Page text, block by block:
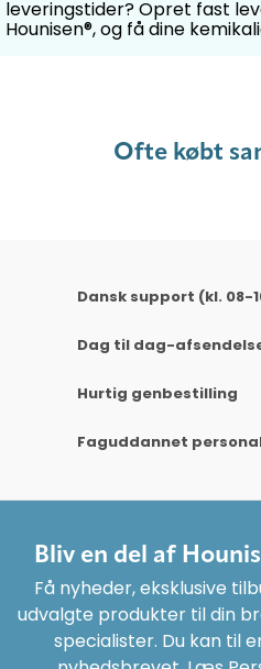
leveringstider? Opret fast
Hounisen®, og få dine
Ofte købt
Dansk support (kl. 08-
Dag til dag-
Hurtig genbestilling
Faguddannet
Bliv en del af
Få nyheder, eksklusive
udvalgte produkter til din
specialister. Du kan til